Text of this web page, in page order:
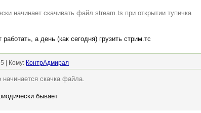
начинает скачивать файл stream.ts при открытии тупичка
а день (как сегодня) грузить стрим.тс
| Кому: КонтрАдмирал
скачка файла.
бывает